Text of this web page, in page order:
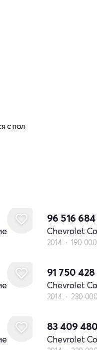
с пол
96 516 684
Chevrolet
2014 190
91 750 428
Chevrolet
2014 230
83 409 480
Chevrolet